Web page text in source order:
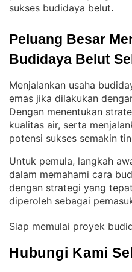
sukses budidaya belut.
Peluang Besar
Budidaya Belut
Menjalankan usaha
emas jika dilakukan
Dengan menentukan
kualitas air, serta
potensi sukses semakin
Untuk pemula, langkah
dalam memahami cara
dengan strategi yang
diperoleh sebagai
Siap memulai proyek
Hubungi Kami